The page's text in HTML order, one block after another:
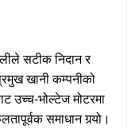
सटीक निदान र
खानी कम्पनीको
उच्च-भोल्टेज मोटरमा
समाधान गर्‍यो।